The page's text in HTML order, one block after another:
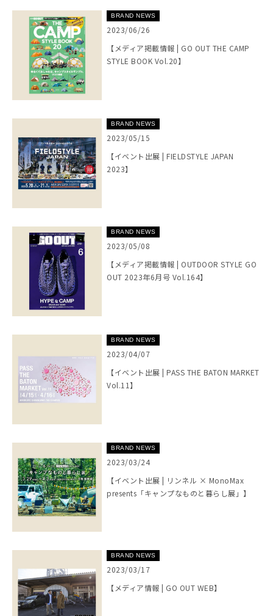
BRAND NEWS
2023/06/26
【メディア掲載情報 | GO OUT THE CAMP
STYLE BOOK Vol.20】
BRAND NEWS
2023/05/15
【イベント出展 | FIELDSTYLE JAPAN
2023】
BRAND NEWS
2023/05/08
【メディア掲載情報 | OUTDOOR STYLE GO
OUT 2023年6月号 Vol.164】
BRAND NEWS
2023/04/07
【イベント出展 | PASS THE BATON MARKET
Vol.11】
BRAND NEWS
2023/03/24
【イベント出展 | リンネル × MonoMax
presents「キャンプなものと暮らし展」】
BRAND NEWS
2023/03/17
【メディア情報 | GO OUT WEB】